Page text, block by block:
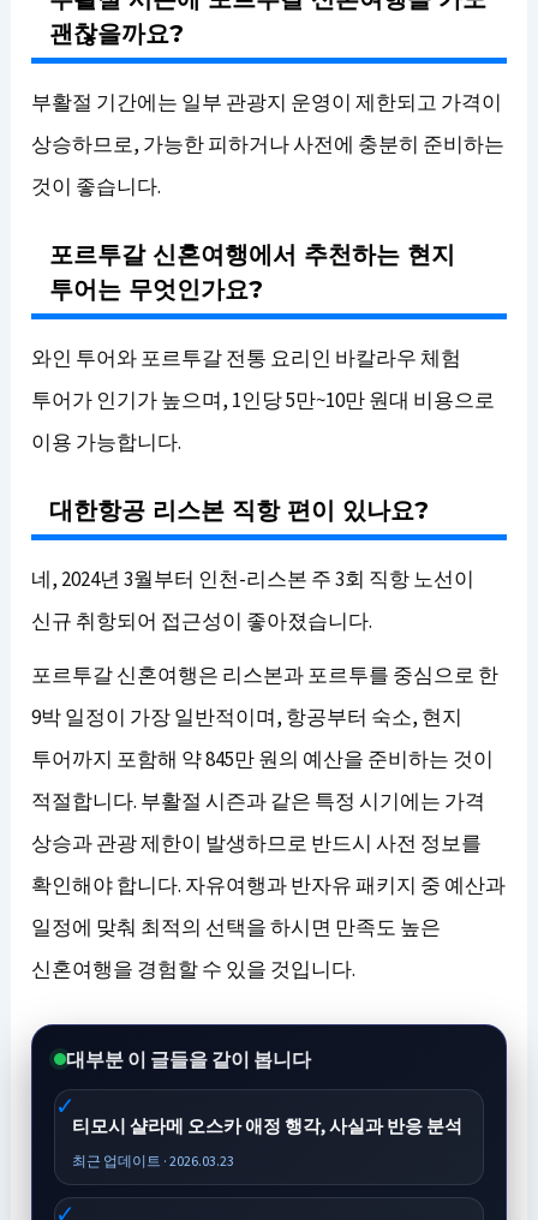
괜찮을까요?
부활절 기간에는 일부 관광지 운영이 제한되고 가격이
상승하므로, 가능한 피하거나 사전에 충분히 준비하는
것이 좋습니다.
포르투갈 신혼여행에서 추천하는 현지
투어는 무엇인가요?
와인 투어와 포르투갈 전통 요리인 바칼라우 체험
투어가 인기가 높으며, 1인당 5만~10만 원대 비용으로
이용 가능합니다.
대한항공 리스본 직항 편이 있나요?
네, 2024년 3월부터 인천-리스본 주 3회 직항 노선이
신규 취항되어 접근성이 좋아졌습니다.
포르투갈 신혼여행은 리스본과 포르투를 중심으로 한
9박 일정이 가장 일반적이며, 항공부터 숙소, 현지
투어까지 포함해 약 845만 원의 예산을 준비하는 것이
적절합니다. 부활절 시즌과 같은 특정 시기에는 가격
상승과 관광 제한이 발생하므로 반드시 사전 정보를
확인해야 합니다. 자유여행과 반자유 패키지 중 예산과
일정에 맞춰 최적의 선택을 하시면 만족도 높은
신혼여행을 경험할 수 있을 것입니다.
대부분 이 글들을 같이 봅니다
티모시 샬라메 오스카 애정 행각, 사실과 반응 분석
최근 업데이트 · 2026.03.23